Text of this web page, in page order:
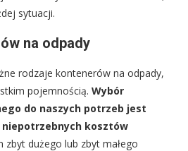
sytuacji.
na odpady
rodzaje kontenerów na odpady,
pojemnością. Wybór
do naszych potrzeb jest
niepotrzebnych kosztów
zbyt dużego lub zbyt małego